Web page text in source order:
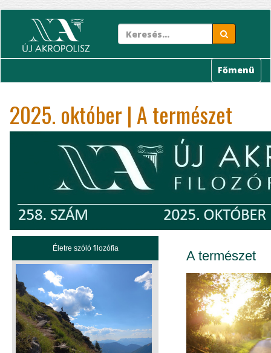
tartalomra
Főmenü
2025. október | A természet
Életre szóló filozófia A természet